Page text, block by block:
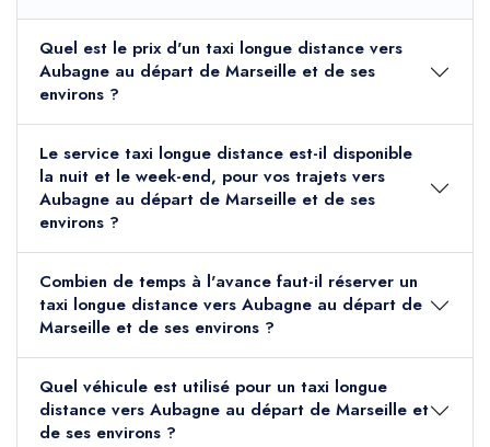
Quel est le prix d'un taxi longue distance vers
Aubagne au départ de Marseille et de ses
environs ?
Le service taxi longue distance est-il disponible
la nuit et le week-end, pour vos trajets vers
Aubagne au départ de Marseille et de ses
environs ?
Combien de temps à l'avance faut-il réserver un
taxi longue distance vers Aubagne au départ de
Marseille et de ses environs ?
Quel véhicule est utilisé pour un taxi longue
distance vers Aubagne au départ de Marseille et
de ses environs ?